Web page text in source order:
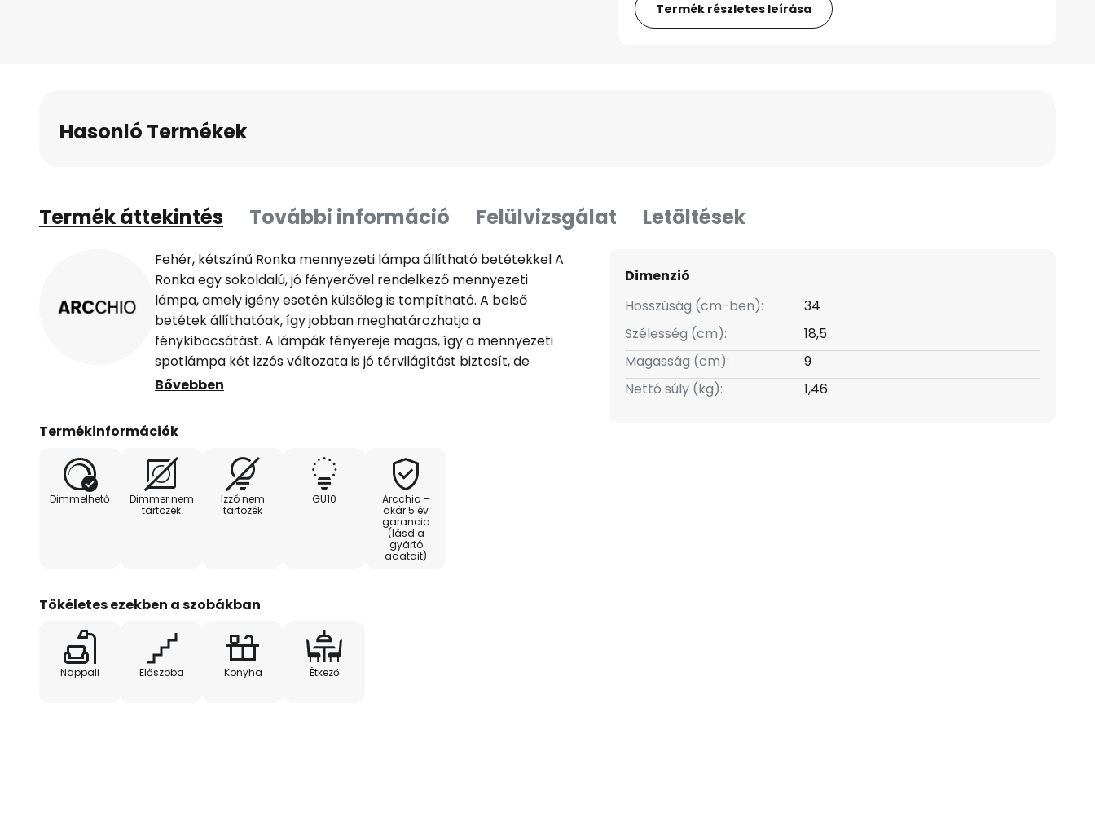
Termék részletes leírása
Hasonló Termékek
Termék áttekintés További információ Felülvizsgálat Letöltések
Fehér, kétszínű Ronka mennyezeti lámpa állítható betétekkel A
Ronka egy sokoldalú, jó fényerővel rendelkező mennyezeti
lámpa, amely igény esetén külsőleg is tompítható. A belső
betétek állíthatóak, így jobban meghatározhatja a
fénykibocsátást. A lámpák fényereje magas, így a mennyezeti
spotlámpa két izzós változata is jó térvilágítást biztosít, de
természetesen további fényforrások is integrálhatók a világítási
lakóterekben, ahol gyakran van szükség kiegészítő világításra. A
csatlakozócsatlakozója csavarmentes, így az egy-, finom- és
többszálas vezetékek gyorsan és biztonságosan, és
mindenekelőtt szerszám nélkül csatlakoztathatók. Az átmenő
vezetékezés lehetőségével együtt ez jelentős előny, különösen
a kereskedelmi szektorban - Alkalmas az ES111 kivitelű GU10
Bővebben
Termékinformációk
Dimmelhető
Dimmer nem
tartozék
Izzó nem
tartozék
GU10
Arcchio –
akár 5 év
garancia
(lásd a
gyártó
adatait)
Tökéletes ezekben a szobákban
Nappali Előszoba Konyha Étkező
Dimenzió
Hosszúság (cm-ben):
34
Szélesség (cm):
18,5
Magasság (cm):
9
Nettó súly (kg):
1,46